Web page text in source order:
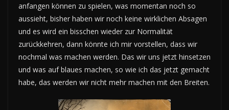
anfangen können zu spielen, was momentan noch so
aussieht, bisher haben wir noch keine wirklichen Absagen
und es wird ein bisschen wieder zur Normalität
zurückkehren, dann könnte ich mir vorstellen, dass wir
nochmal was machen werden. Das wir uns jetzt hinsetzen
und was auf blaues machen, so wie ich das jetzt gemacht
habe, das werden wir nicht mehr machen mit den Breiten.